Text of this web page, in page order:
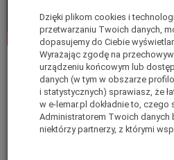
Drabina magazynowa z
stopniowa Fortress
Fortress Little Giant posiada
to profesjonalna
Dzięki plikom cookies i
przetwarzaniu Twoich danych,
dopasujemy do Ciebie
Wyrażając zgodę na
urządzeniu końcowym lub
danych (w tym w obszarze
i statystycznych) sprawiasz, że
w e-lemar.pl dokładnie to, czego
Administratorem Twoich danych
niektórzy partnerzy, z którymi